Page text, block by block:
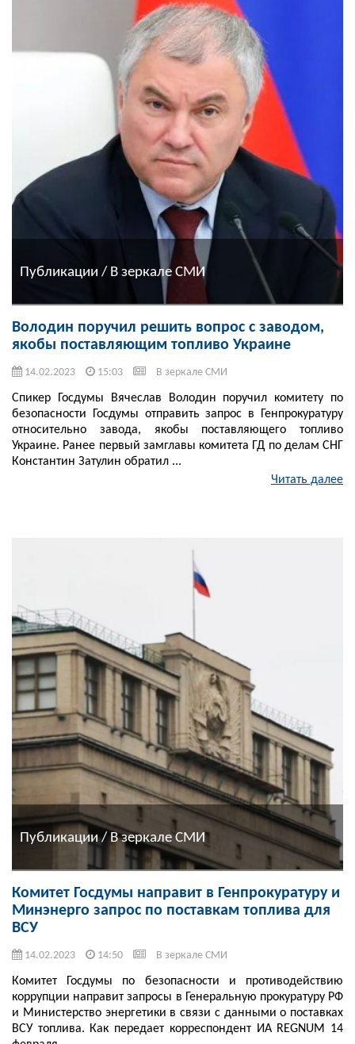
Публикации / В зеркале СМИ
Володин поручил решить вопрос с заводом,
якобы поставляющим топливо Украине
14.02.2023 15:03 В зеркале СМИ
Спикер Госдумы Вячеслав Володин поручил комитету по
безопасности Госдумы отправить запрос в Генпрокуратуру
относительно завода, якобы поставляющего топливо
Украине. Ранее первый замглавы комитета ГД по делам СНГ
Константин Затулин обратил ...
Читать далее
Публикации / В зеркале СМИ
Комитет Госдумы направит в Генпрокуратуру и
Минэнерго запрос по поставкам топлива для
ВСУ
14.02.2023 14:50 В зеркале СМИ
Комитет Госдумы по безопасности и противодействию
коррупции направит запросы в Генеральную прокуратуру РФ
и Министерство энергетики в связи с данными о поставках
ВСУ топлива. Как передает корреспондент ИА REGNUM 14